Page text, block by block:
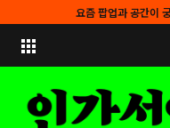
요즘 팝업과 공간이